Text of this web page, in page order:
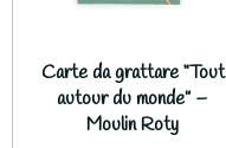
Carte da grattare “Tout
autour du monde” –
Moulin Roty